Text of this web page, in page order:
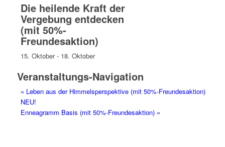
Die heilende Kraft der
Vergebung entdecken
(mit 50%-
Freundesaktion)
15. Oktober- 18. Oktober
Veranstaltungs-Navigation
« Leben aus der Himmelsperspektive (mit 50%-Freundesaktion)
NEU!
Enneagramm Basis (mit 50%-Freundesaktion) »